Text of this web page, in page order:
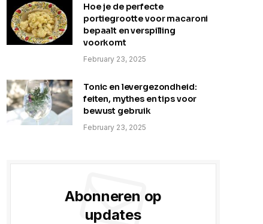
Hoe je de perfecte
portiegrootte voor macaroni
bepaalt en verspilling
voorkomt
February 23, 2025
Tonic en levergezondheid:
feiten, mythes en tips voor
bewust gebruik
February 23, 2025
Abonneren op
updates